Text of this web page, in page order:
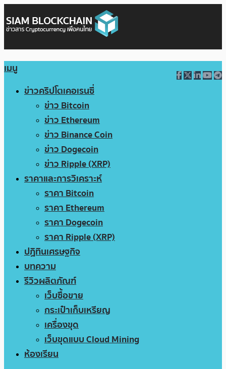
เมนู
ข่าวคริปโตเคอเรนซี่
ข่าว Bitcoin
ข่าว Ethereum
ข่าว Binance Coin
ข่าว Dogecoin
ข่าว Ripple (XRP)
ราคาและการวิเคราะห์
ราคา Bitcoin
ราคา Ethereum
ราคา Dogecoin
ราคา Ripple (XRP)
ปฏิทินเศรษฐกิจ
บทความ
รีวิวผลิตภัณฑ์
เว็บซื้อขาย
กระเป๋าเก็บเหรียญ
เครื่องขุด
เว็บขุดแบบ Cloud Mining
ห้องเรียน